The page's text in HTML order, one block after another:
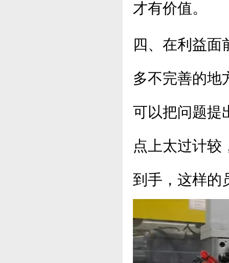
才有价值。
四、在利益面
多不完善的地
可以把问题提
点上太过计较
到手，这样的